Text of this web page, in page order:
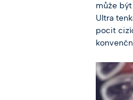
může
Ultra
pocit